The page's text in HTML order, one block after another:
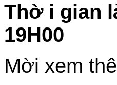
Thờ i gian
19H00
Mời xem